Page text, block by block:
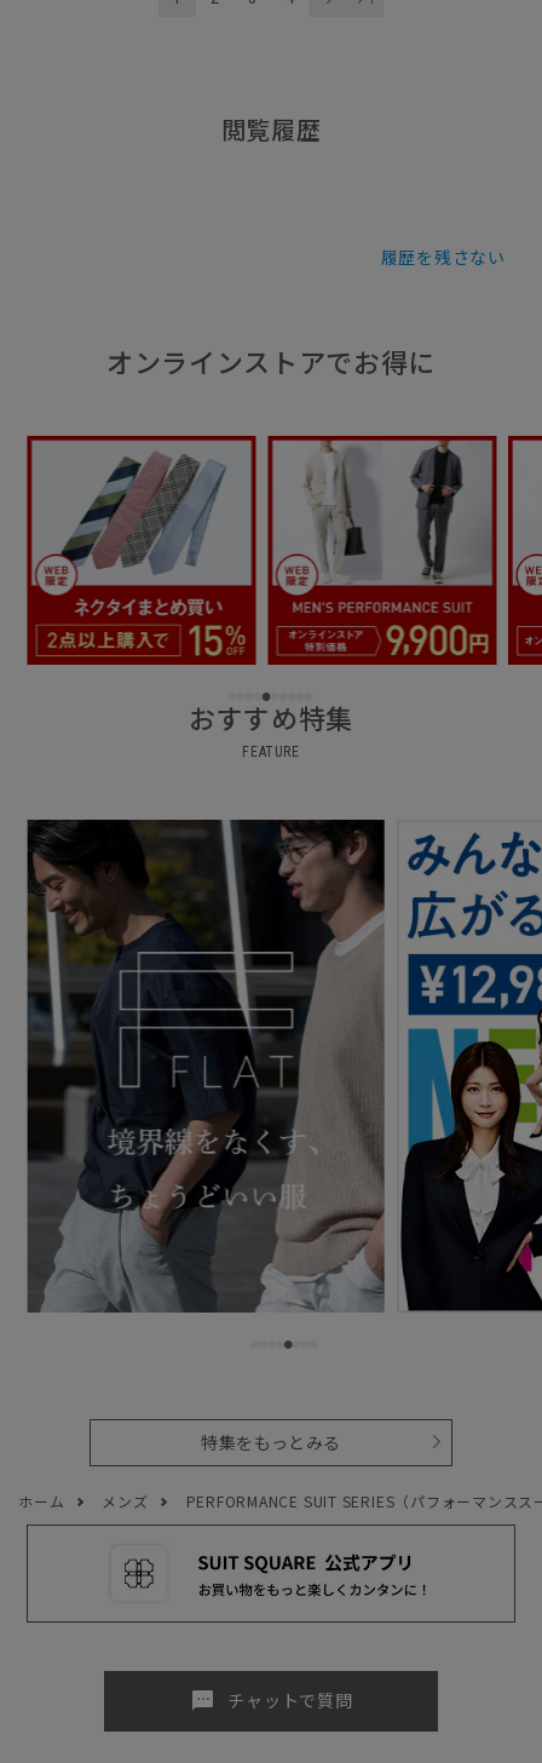
閲覧履歴
履歴を残さない
オンラインストアでお得に
おすすめ特集
FEATURE
特集をもっとみる
ホーム メンズ PERFORMANCE SUIT SERIES（パフォーマンス
sms チャットで質問